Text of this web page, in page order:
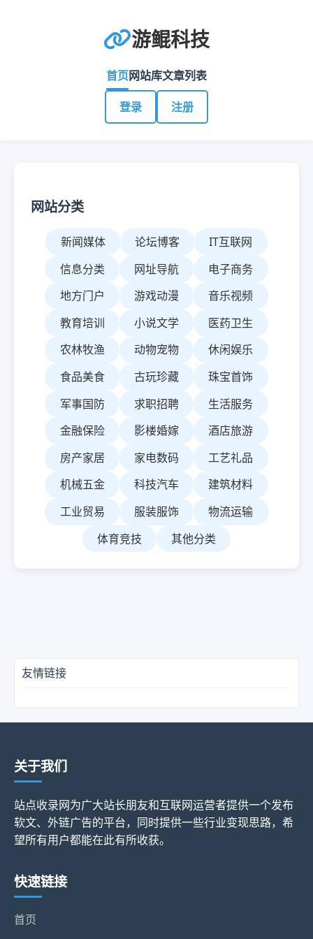
游鲲科技
首页网站库文章列表
登录 注册
网站分类
新闻媒体 论坛博客
IT互联网
信息分类
网址导航
电子商务
地方门户
游戏动漫
音乐视频
教育培训
小说文学
医药卫生
农林牧渔
动物宠物
休闲娱乐
食品美食
古玩珍藏
珠宝首饰
军事国防
求职招聘
生活服务
金融保险
影楼婚嫁
酒店旅游
房产家居
家电数码
工艺礼品
机械五金
科技汽车
建筑材料
工业贸易
服装服饰
物流运输
体育竞技
其他分类
友情链接
关于我们
站点收录网为广大站长朋友和互联网运营者提供一个发布
软文、外链广告的平台，同时提供一些行业变现思路，希
望所有用户都能在此有所收获。
快速链接
首页